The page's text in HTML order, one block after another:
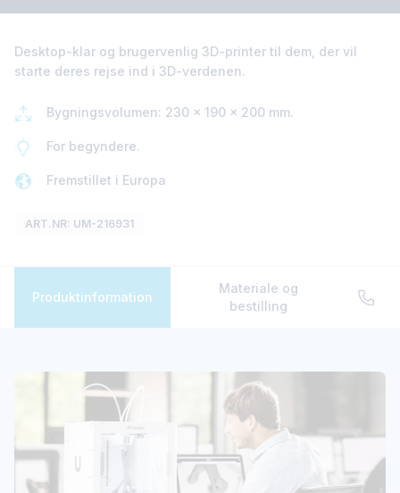
Desktop-klar og brugervenlig 3D-printer til dem, der vil
starte deres rejse ind i 3D-verdenen.
Bygningsvolumen: 230 x 190 x 200 mm.
For begyndere.
Fremstillet i Europa
ART.NR: UM-216931
UltiMaker S3
Produktinformation
Materiale og
bestilling